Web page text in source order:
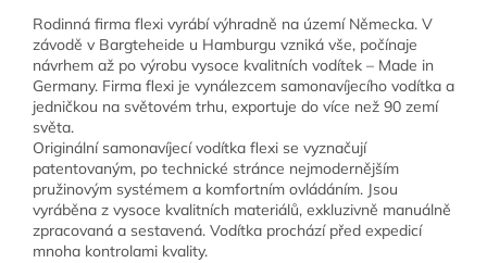
Rodinná firma flexi vyrábí výhradně na území Německa. V
závodě v Bargteheide u Hamburgu vzniká vše, počínaje
návrhem až po výrobu vysoce kvalitních vodítek – Made in
Germany. Firma flexi je vynálezcem samonavíjecího vodítka a
jedničkou na světovém trhu, exportuje do více než 90 zemí
světa.
Originální samonavíjecí vodítka flexi se vyznačují
patentovaným, po technické stránce nejmodernějším
pružinovým systémem a komfortním ovládáním. Jsou
vyráběna z vysoce kvalitních materiálů, exkluzivně manuálně
zpracovaná a sestavená. Vodítka prochází před expedicí
mnoha kontrolami kvality.